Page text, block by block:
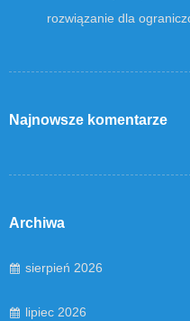
rozwiązanie dla
Najnowsze komentarze
Archiwa
sierpień 2026
lipiec 2026